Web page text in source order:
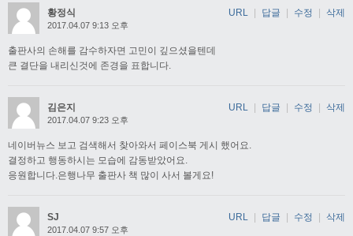
황정식
2017.04.07 9:13 오후
출판사의 손해를 감수하자면 고민이 깊으셨을텐데
큰 결단을 내리신것에 존경을 표합니다.
URL 답글 수정 삭제
김은지
2017.04.07 9:23 오후
네이버뉴스 보고 검색해서 찾아와서 페이스북 게시 했어요.
결정하고 행동하시는 모습에 감동받았어요.
응원합니다.은행나무 출판사 책 많이 사서 볼게요!
URL 답글 수정 삭제
SJ
2017.04.07 9:57 오후
URL 답글 수정 삭제